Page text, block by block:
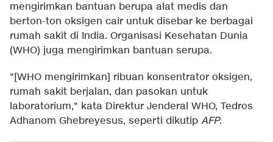
mengirimkan bantuan berupa alat medis dan
berton-ton oksigen cair untuk disebar ke berbagai
rumah sakit di India. Organisasi Kesehatan Dunia
(WHO) juga mengirimkan bantuan serupa.
"[WHO mengirimkan] ribuan konsentrator oksigen,
rumah sakit berjalan, dan pasokan untuk
laboratorium," kata Direktur Jenderal WHO, Tedros
Adhanom Ghebreyesus, seperti dikutip AFP.